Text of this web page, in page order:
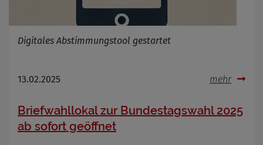
Digitales Abstimmungstool gestartet
13.02.2025 mehr
Briefwahllokal zur Bundestagswahl 2025
ab sofort geöffnet